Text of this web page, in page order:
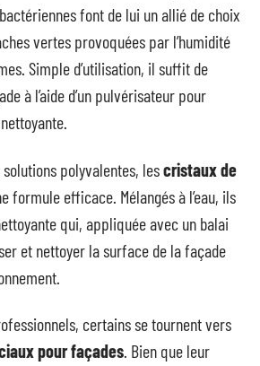
font de lui un allié de choix
vertes provoquées par l’humidité
Simple d’utilisation, il suffit de
à l’aide d’un pulvérisateur pour
polyvalentes, lescristaux de
formule efficace. Mélangés à l’eau, ils
qui, appliquée avec un balai
et nettoyer la surface de la façade
certains se tournent vers
pour façades. Bien que leur